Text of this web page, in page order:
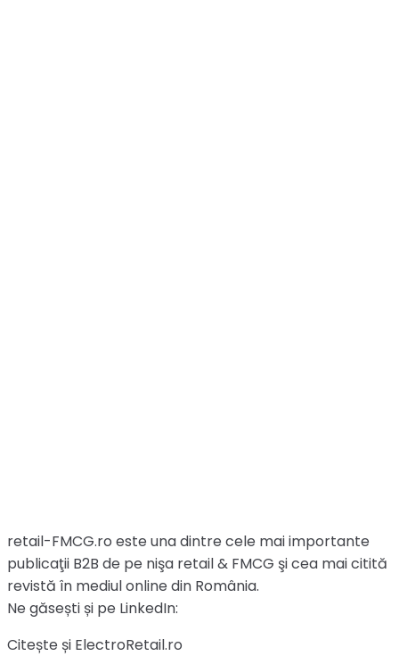
retail-FMCG.ro este una dintre cele mai importante
publicaţii B2B de pe nişa retail & FMCG şi cea mai citită
revistă în mediul online din România.
Ne găsești și pe LinkedIn:
Citește și ElectroRetail.ro